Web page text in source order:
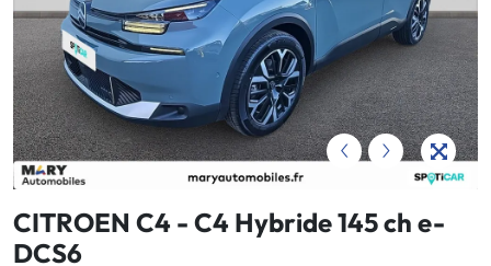
‹ ›
CITROEN C4 - C4 Hybride 145 ch e-
DCS6